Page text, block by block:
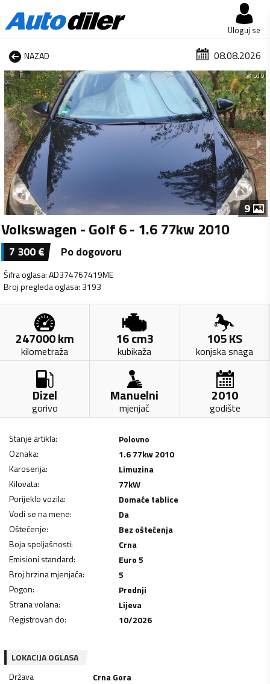
Uloguj se
NAZAD 08.08.2026
1 od 9
9
Volkswagen - Golf 6 - 1.6 77kw 2010
7 300€ Po dogovoru
Šifra oglasa:AD374767419ME
Broj pregleda oglasa: 3193
247000km
kilometraža
16cm3
kubikaža
105KS
konjska snaga
Dizel
gorivo
Manuelni
mjenjač
2010
godište
Stanje artikla:
Polovno
Oznaka:
1.6 77kw 2010
Karoserija:
Limuzina
Kilovata: 77kW
Porijeklo vozila:
Domaće tablice
Vodi se na mene:
Da
Oštećenje:
Bez oštećenja
Boja spoljašnosti:
Crna
Emisioni standard:
Euro 5
Broj brzina mjenjača:
5
Pogon:
Prednji
Strana volana:
Lijeva
Registrovan do: 10/2026
LOKACIJA OGLASA
Država
Crna Gora